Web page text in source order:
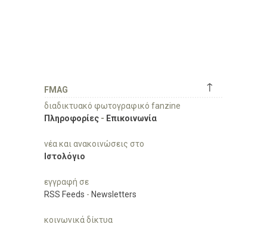
↑
FMAG
διαδικτυακό φωτογραφικό fanzine
Πληροφορίες - Επικοινωνία
νέα και ανακοινώσεις στο
Ιστολόγιο
εγγραφή σε
RSS Feeds - Newsletters
κοινωνικά δίκτυα